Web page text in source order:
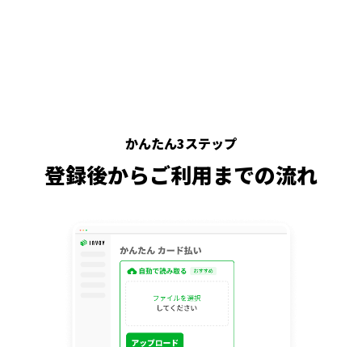
かんたん3ステップ
登録後からご利用までの流れ